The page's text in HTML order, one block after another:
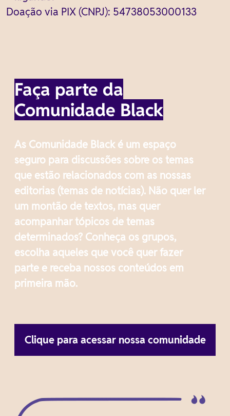
Doação via PIX (CNPJ): 54738053000133
Faça parte da
Comunidade Black
As Comunidade Black é um espaço
seguro para discussões sobre os temas
que estão relacionados com as nossas
editorias (temas de notícias). Não quer ler
um montão de textos, mas quer
acompanhar tópicos de temas
determinados? Conheça os grupos,
escolha aqueles que você quer fazer
parte e receba nossos conteúdos em
primeira mão.
Clique para acessar nossa comunidade